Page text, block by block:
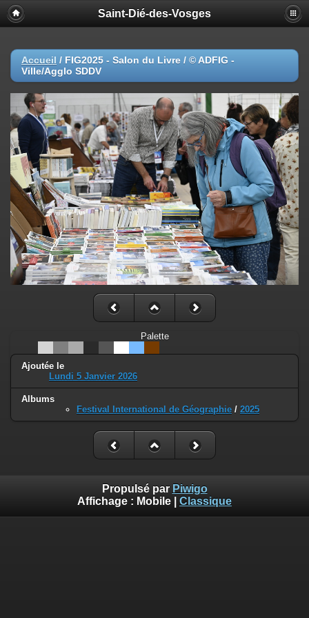
Saint-Dié-des-Vosges
Accueil / FIG2025 - Salon du Livre / © ADFIG -
Ville/Agglo SDDV
Palette
Ajoutée le
Lundi 5 Janvier 2026
Albums
Festival International de Géographie / 2025
Propulsé par Piwigo
Affichage : Mobile Classique